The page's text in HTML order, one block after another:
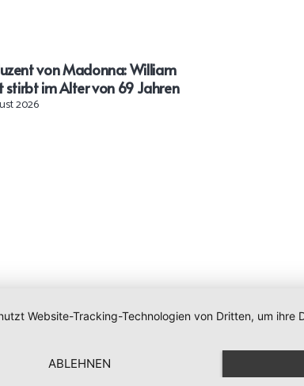
von Madonna: William
stirbt im Alter von 69 Jahren
2026
Impressum|
Website-Tracking-Technologien von Dritten, um
ABLEHNEN